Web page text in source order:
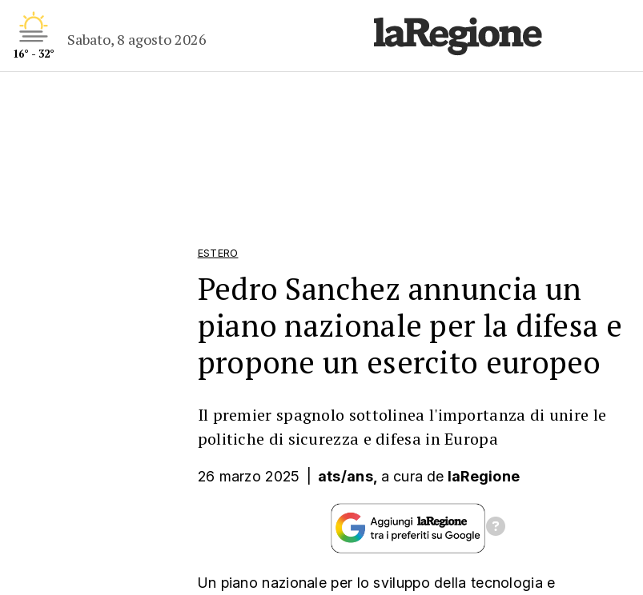
16° - 32°
Sabato, 8 agosto 2026
ESTERO
Pedro Sanchez annuncia un
piano nazionale per la difesa e
propone un esercito europeo
Il premier spagnolo sottolinea l'importanza di unire le
politiche di sicurezza e difesa in Europa
26 marzo 2025 ats/ans, a cura de laRegione
Un piano nazionale per lo sviluppo della tecnologia e